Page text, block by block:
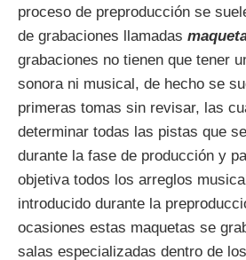
proceso de preproducción se
de grabaciones llamadas
grabaciones no tienen que tener
sonora ni musical, de hecho se
primeras tomas sin revisar, las
determinar todas las pistas que
durante la fase de producción y
objetiva todos los arreglos
introducido durante la
ocasiones estas maquetas se
salas especializadas dentro de